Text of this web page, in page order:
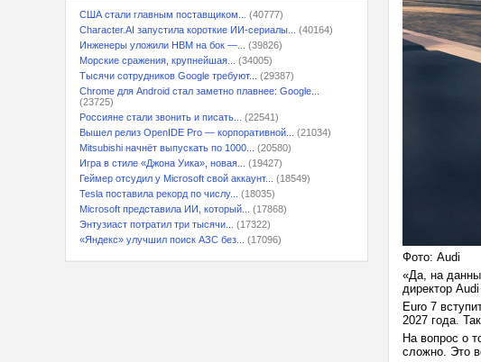
США стали главным поставщиком...
(40777)
Character.AI запустила короткие ИИ-сериалы...
(40164)
Инженеры уложили HBM на бок —...
(39826)
Морские сражения, крупнейшая...
(34005)
Тысячи сотрудников Google требуют...
(29387)
Chrome для Android стал заметно плавнее: Google...
(23725)
Россияне стали звонить и писать...
(22541)
Вышел релиз OpenIDE Pro — корпоративной...
(21034)
Mitsubishi начнёт выпускать по 1000...
(20580)
Игра в стиле «Джона Уика», новая...
(19427)
Геймер отсудил у Microsoft свой аккаунт...
(18549)
Tesla поставила рекорд по числу...
(18035)
Microsoft представила ИИ, который...
(17868)
Энтузиаст потратил три тысячи...
(17322)
«Яндекс» улучшил поиск АЗС без...
(17096)
Фото: Audi
«Да, на
директор
Euro 7
2027 года.
На вопрос о
сложно. Это